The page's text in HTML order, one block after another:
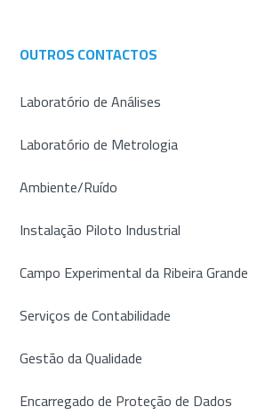
OUTROS CONTACTOS
Laboratório de Análises
Laboratório de Metrologia
Ambiente/Ruído
Instalação Piloto Industrial
Campo Experimental da Ribeira Grande
Serviços de Contabilidade
Gestão da Qualidade
Encarregado de Proteção de Dados